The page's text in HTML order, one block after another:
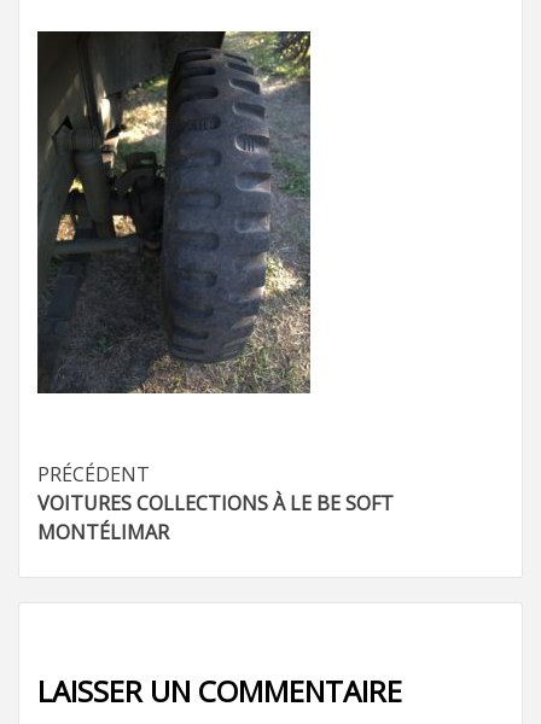
Navigation
d’article
PRÉCÉDENT
VOITURES COLLECTIONS À LE BE SOFT
MONTÉLIMAR
LAISSER UN COMMENTAIRE